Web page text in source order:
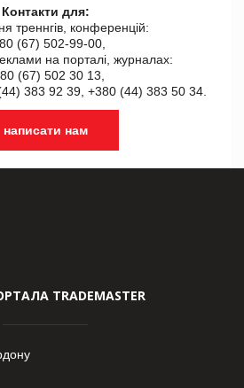
Контакти для:
треннгів, конференцій:
(67) 502-99-00,
на порталі, журналах:
(67) 502 30 13,
383 92 39, +380 (44) 383 50 34.
написати нам
TRADEMASTER